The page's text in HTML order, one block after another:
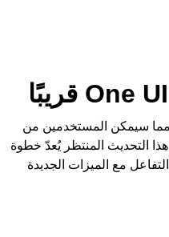
سيمكن المستخدمين من
التحديث المنتظر يُعدّ خطوة
مع الميزات الجديدة